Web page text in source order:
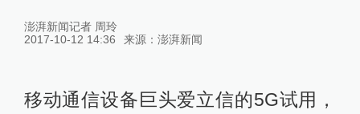
澎湃新闻记者 周玲
2017-10-12 14:36
来源： 澎湃新闻
移动通信设备巨头爱立信的5G试用，